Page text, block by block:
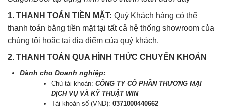
1. THANH TOÁN TIỀN MẶT: Quý Khách hàng có thể
thanh toán bằng tiền mặt tại tất cả hệ thống showroom của
chúng tôi hoặc tại địa điểm của quý khách.
2. THANH TOÁN QUA HÌNH THỨC CHUYỂN KHOẢN
Dành cho Doanh nghiệp:
Chủ tài khoản:CÔNG TY CỔ PHẦN THƯƠNG MẠI
DỊCH VỤ VÀ KỸ THUẬT WIN
Tài khoản số (VND):0371000440662